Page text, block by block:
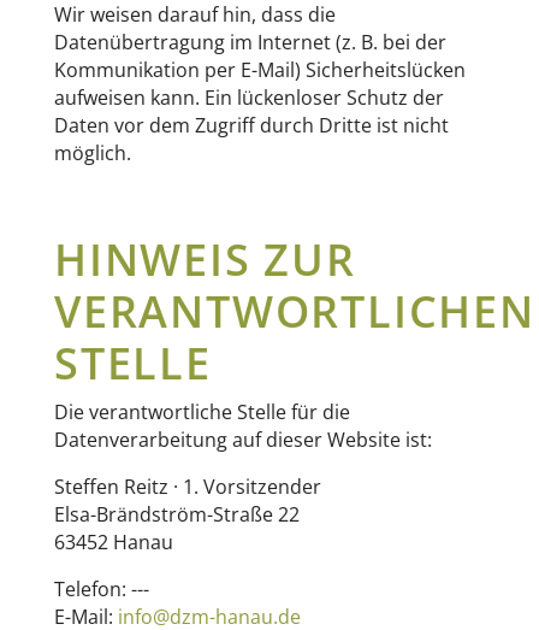
Wir weisen darauf hin, dass die
Datenübertragung im Internet (z. B. bei der
Kommunikation per E-Mail) Sicherheitslücken
aufweisen kann. Ein lückenloser Schutz der
Daten vor dem Zugriff durch Dritte ist nicht
möglich.
HINWEIS ZUR
VERANTWORTLICHEN
STELLE
Die verantwortliche Stelle für die
Datenverarbeitung auf dieser Website ist:
Steffen Reitz · 1. Vorsitzender
Elsa-Brändström-Straße 22
63452 Hanau
Telefon: ---
E-Mail: info@dzm-hanau.de